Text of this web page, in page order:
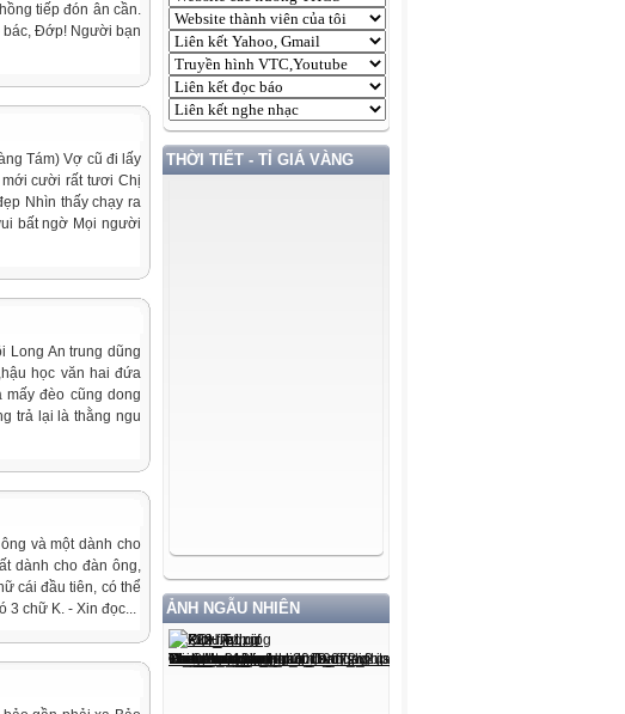
THỜI TIẾT - TỈ GIÁ VÀNG
ẢNH NGẪU NHIÊN
tiếp đón ân cần.
bác, Đớp! Người bạn
Tám) Vợ cũ đi lấy
cười rất tươi Chị
Nhìn thấy chạy ra
bất ngờ Mọi người
Long An trung dũng
học văn hai đứa
mấy đèo cũng dong
trả lại là thằng ngu
và một dành cho
dành cho đàn ông,
cái đầu tiên, có thể
3 chữ K. - Xin đọc...